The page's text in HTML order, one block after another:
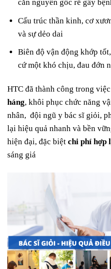
căn nguyên gốc rễ gây
Cấu trúc thần kinh, cơ
và sự dẻo dai
Biên độ vận động khớp
cứ một khó chịu, đau đớn
HTC đã thành công trong
háng, khôi phục chức năng
nhân, đội ngũ y bác sĩ giỏi,
lại hiệu quả nhanh và bền
hiện đại, đặc biệt chi phí hợp
sáng giá